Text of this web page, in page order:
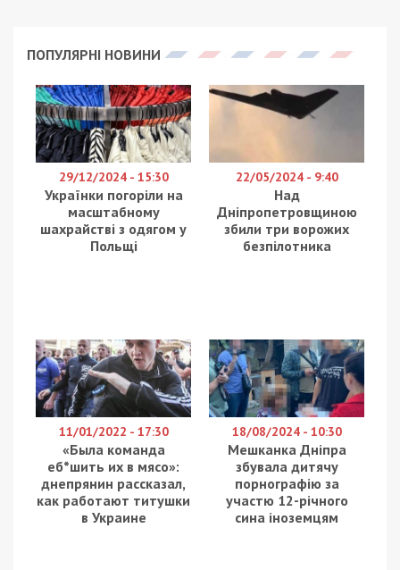
ДБР повідомило про підозру командиру однієї з
військових частин Дніпропетровської області
та керівниці приватного підприємства, які
Встановлено, що у 2023 році командир
військової частини на Дніпропетровщині уклав
угоду про закупівлю військового одягу з
приватним підприємством. Як показала у
подальшому експертиза, фірма займалась
перепродажем продукції низької якості. Не
перевіривши це, військовий посадовець підписав
договір без тендеру та з передоплатою у 30%
від загальної вартості контракту у 200 млн грн.